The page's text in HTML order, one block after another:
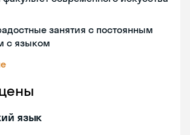
занятия с постоянным
с языком
язык